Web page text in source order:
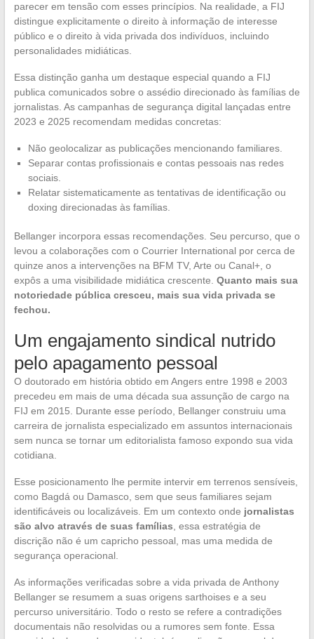
parecer em tensão com esses princípios. Na realidade, a FIJ
distingue explicitamente o direito à informação de interesse
público e o direito à vida privada dos indivíduos, incluindo
personalidades midiáticas.
Essa distinção ganha um destaque especial quando a FIJ
publica comunicados sobre o assédio direcionado às famílias de
jornalistas. As campanhas de segurança digital lançadas entre
2023 e 2025 recomendam medidas concretas:
Não geolocalizar as publicações mencionando familiares.
Separar contas profissionais e contas pessoais nas redes
sociais.
Relatar sistematicamente as tentativas de identificação ou
doxing direcionadas às famílias.
Bellanger incorpora essas recomendações. Seu percurso, que o
levou a colaborações com o Courrier International por cerca de
quinze anos a intervenções na BFM TV, Arte ou Canal+, o
expôs a uma visibilidade midiática crescente. Quanto mais sua
notoriedade pública cresceu, mais sua vida privada se
fechou.
Um engajamento sindical nutrido
pelo apagamento pessoal
O doutorado em história obtido em Angers entre 1998 e 2003
precedeu em mais de uma década sua assunção de cargo na
FIJ em 2015. Durante esse período, Bellanger construiu uma
carreira de jornalista especializado em assuntos internacionais
sem nunca se tornar um editorialista famoso expondo sua vida
cotidiana.
Esse posicionamento lhe permite intervir em terrenos sensíveis,
como Bagdá ou Damasco, sem que seus familiares sejam
identificáveis ou localizáveis. Em um contexto onde jornalistas
são alvo através de suas famílias, essa estratégia de
discrição não é um capricho pessoal, mas uma medida de
segurança operacional.
As informações verificadas sobre a vida privada de Anthony
Bellanger se resumem a suas origens sarthoises e a seu
percurso universitário. Todo o resto se refere a contradições
documentais não resolvidas ou a rumores sem fonte. Essa